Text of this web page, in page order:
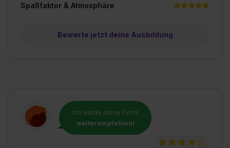
Ich würde diese Firma
weiterempfehlen!
Spaßfaktor & Atmosphäre
Bewerte jetzt deine Ausbildung